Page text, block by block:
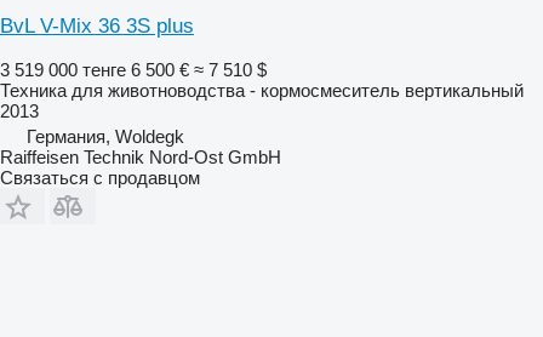
BvL V-Mix 36 3S plus
3 519 000 тенге 6 500 € ≈ 7 510 $
Техника для животноводства - кормосмеситель вертикальный
2013
Германия, Woldegk
Raiffeisen Technik Nord-Ost GmbH
Связаться с продавцом